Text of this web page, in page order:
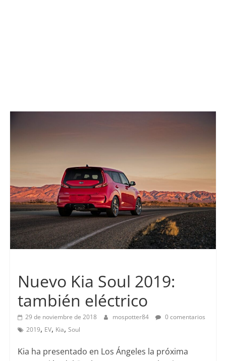
Nuevo Kia Soul 2019:
también eléctrico
29 de noviembre de 2018 mospotter84
0 comentarios
2019, EV, Kia, Soul
Kia ha presentado en Los Ángeles la próxima